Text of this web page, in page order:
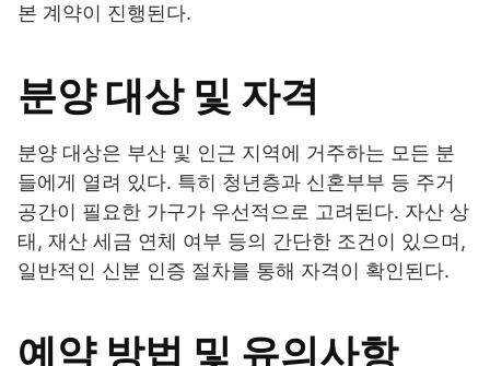
본 계약이 진행된다.
분양 대상 및 자격
분양 대상은 부산 및 인근 지역에 거주하는 모든 분
들에게 열려 있다. 특히 청년층과 신혼부부 등 주거
공간이 필요한 가구가 우선적으로 고려된다. 자산 상
태, 재산 세금 연체 여부 등의 간단한 조건이 있으며,
일반적인 신분 인증 절차를 통해 자격이 확인된다.
예약 방법 및 유의사항